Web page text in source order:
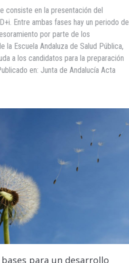
consiste en la presentación del
Entre ambas fases hay un periodo de
por parte de los
la Escuela Andaluza de Salud Pública,
a los candidatos para la preparación
en: Junta de Andalucía Acta
para un desarrollo